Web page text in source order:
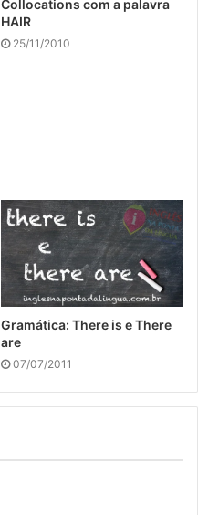
Collocations com a palavra
HAIR
25/11/2010
Gramática: There is e There
are
07/07/2011